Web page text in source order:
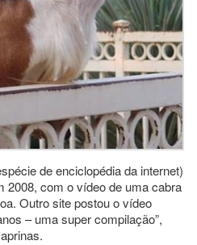
de enciclopédia da internet)
2008, com o vídeo de uma cabra
Outro site postou o vídeo
– uma super compilação”,